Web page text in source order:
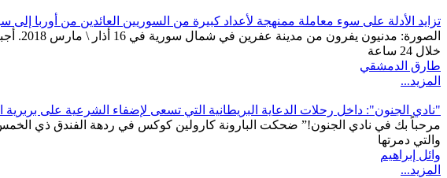
تزايد الأدلة على سوء معاملة ممنهجة لأعداد كبيرة من السوريين العائدين من أوربا إلى
خلال 24 ساعة
طارق الدمشقي
المزيد...
"نادي الجنون": داخل رحلات الدعاية البريطانية التي تسعى لإضفاء الشرعية على بربرية
مرحباً بك في نادي الجنون!” ضحكت البارونة كارولين كوكس في ردهة الفندق ذي
والتي دمرتها
وائل إبراهيم
المزيد...